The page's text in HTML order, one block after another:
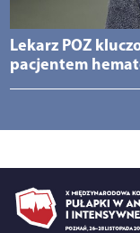
Lekarz POZ
pacjentem